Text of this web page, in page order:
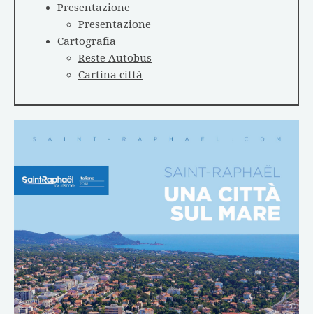
Presentazione
Presentazione
Cartografia
Reste Autobus
Cartina città